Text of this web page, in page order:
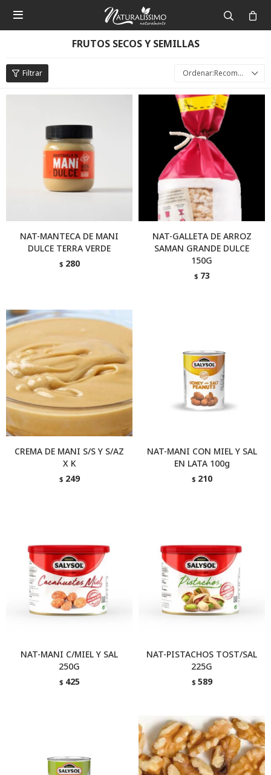

FRUTOS SECOS Y SEMILLAS
Recomendados
NAT-MANTECA DE MANI
DULCE TERRA VERDE
$ 280
NAT-GALLETA DE ARROZ
SAMAN GRANDE DULCE
150G
$ 73
CREMA DE MANI S/S Y S/AZ
X K
$ 249
NAT-MANI CON MIEL Y SAL
EN LATA 100g
$ 210
NAT-MANI C/MIEL Y SAL
250G
$ 425
NAT-PISTACHOS TOST/SAL
225G
$ 589